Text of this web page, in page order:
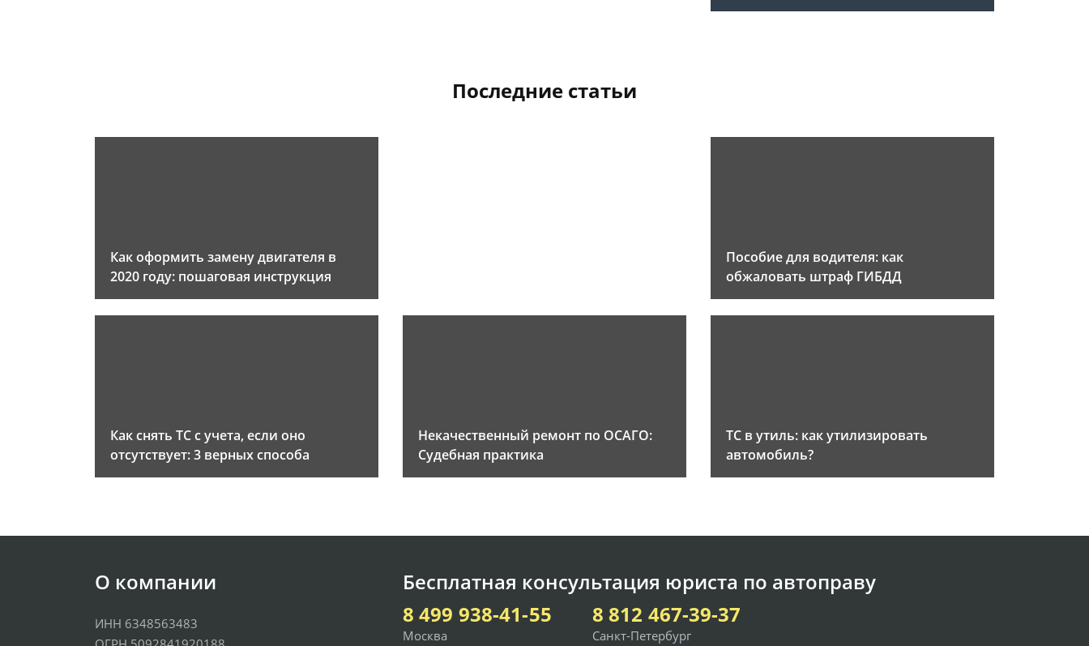
Последние статьи
Как оформить замену двигателя в
2020 году: пошаговая инструкция
Пособие для водителя: как
обжаловать штраф ГИБДД
Как снять ТС с учета, если оно
отсутствует: 3 верных способа
Некачественный ремонт по ОСАГО:
Судебная практика
ТС в утиль: как утилизировать
автомобиль?
О компании
ИНН 6348563483
Бесплатная консультация юриста по автоправу
8 499 938-41-55
Москва
8 812 467-39-37
Санкт-Петербург